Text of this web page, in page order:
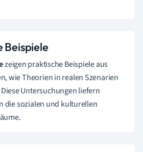
Beispiele
zeigen praktische Beispiele aus
wie Theorien in realen Szenarien
Untersuchungen liefern
die sozialen und kulturellen